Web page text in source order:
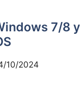
7/8
10/2024